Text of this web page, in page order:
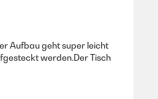
Aufbau geht super leicht
werden.Der Tisch